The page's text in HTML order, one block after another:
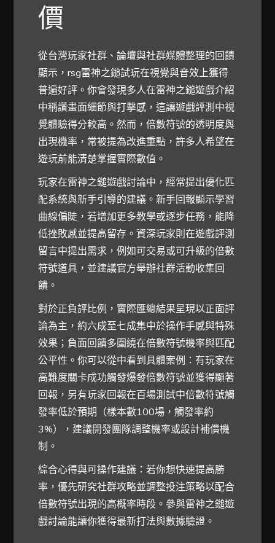
價
從台灣玩家社群、論壇與社群媒體整理的回饋
顯示，rsg雷神之鎚試玩在視覺與音效上獲得
普遍好評。你會發現多人在雷神之鎚遊戲介紹
中稱讚畫面細節與打擊感，這讓遊戲評測中視
覺體驗得分較高。然而，倍數符號的透明度與
出現機率，常被提為改進重點，許多人希望在
遊玩前能清楚掌握實際數值。
玩家在雷神之鎚遊戲討論中，經常提出優化匹
配系統與新手引導的建議。新手回報顯示學習
曲線偏陡，若增加更多教學或逐步任務，能降
低挫敗感並提高留存。資深玩家則在遊戲評測
留言中提出需求，例如可交易或可升級的倍數
符號道具，並建議官方舉辦社群活動收集回
饋。
對於正負評比例，實際匯總結果呈現以正面評
論為主，約六成至七成集中於操作手感與特殊
效果；負面回饋多圍繞在倍數符號機率與匹配
公平性。你可以從中看到具體案例：有玩家在
高難度關卡成功觸發爆發倍數符號並獲得顯著
回報，另有玩家回報在百場測試中倍數符號觸
發率低於預期（樣本數100場，觸發率約
3%），建議開發團隊調整機率或設計補償機
制。
綜合心得與可操作建議：若你想快速提高勝
率，優先研究社群攻略並調整投注策略以配合
倍數符號出現的高概率時段。參與雷神之鎚遊
戲討論能讓你獲得最新打法與數據驗證。